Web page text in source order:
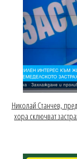
Николай Станчев,
хора сключват